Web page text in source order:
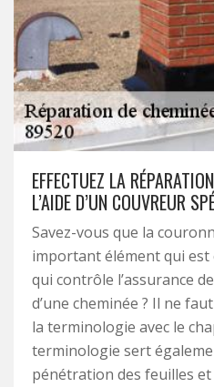
EFFECTUEZ LA
L’AIDE D’UN COUVREUR
Savez-vous que la
important élément qui est
qui contrôle l’assurance
d’une cheminée ? Il ne
la terminologie avec le
terminologie sert
pénétration des feuilles